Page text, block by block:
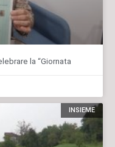
la “Giornata
INSIEME